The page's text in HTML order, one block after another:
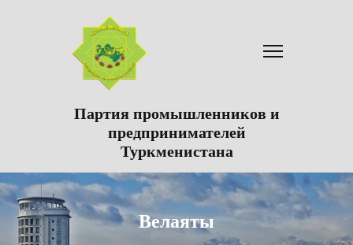
Партия промышленников и
предпринимателей
Туркменистана
Велаяты